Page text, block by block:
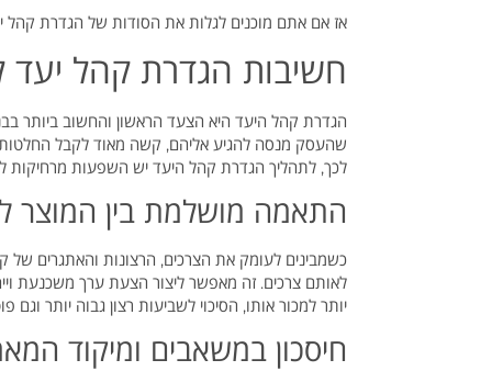
אז אם אתם מוכנים לגלות את הסודות של הגדרת קהל
חשיבות הגדרת קהל
הגדרת קהל היעד היא הצעד הראשון והחשוב ביותר
שהעסק מנסה להגיע אליהם, קשה מאוד לקבל החלטות
לכך, לתהליך הגדרת קהל היעד יש השפעות מרחיקות
התאמה מושלמת בין המוצר
כשמבינים לעומק את הצרכים, הרצונות והאתגרים של
לאותם צרכים. זה מאפשר ליצור הצעת ערך משכנעת
יותר למכור אותו, הסיכוי לשביעות רצון גבוה יותר וגם
חיסכון במשאבים ומיקוד